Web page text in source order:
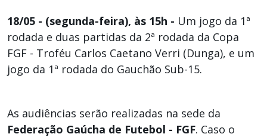
18/05 - (segunda-feira), às 15h - Um jogo da 1ª
rodada e duas partidas da 2ª rodada da Copa
FGF - Troféu Carlos Caetano Verri (Dunga), e um
jogo da 1ª rodada do Gauchão Sub-15.
As audiências serão realizadas na sede da
Federação Gaúcha de Futebol - FGF. Caso o